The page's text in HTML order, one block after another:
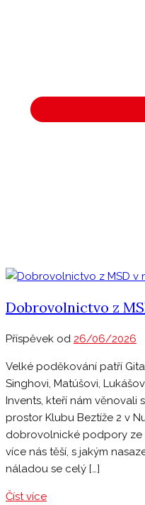
Dobrovolnictvo z
Příspěvek od 26/06/2026
Velké poděkování patří
Singhovi, Matúšovi,
Invents, kteří nám věnovali
prostor Klubu Beztíže 2 v
dobrovolnické podpory ze
více nás těší, s jakým
náladou se celý […]
Číst více